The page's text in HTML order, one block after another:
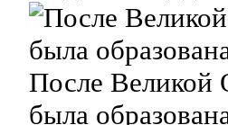
После Великой
была